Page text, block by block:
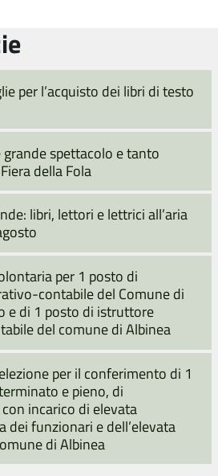
per l’acquisto dei libri di testo
spettacolo e tanto
della Fola
libri, lettori e lettrici all’aria
per 1 posto di
contabile del Comune di
e di 1 posto di istruttore
del comune di Albinea
per il conferimento di 1
e pieno, di
incarico di elevata
dei funzionari e dell’elevata
di Albinea